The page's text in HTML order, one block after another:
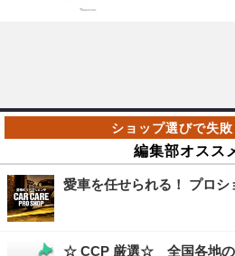
編集部オスス
愛車を任せられる！ プロシ
☆ CCP 厳選☆ 全国各地の